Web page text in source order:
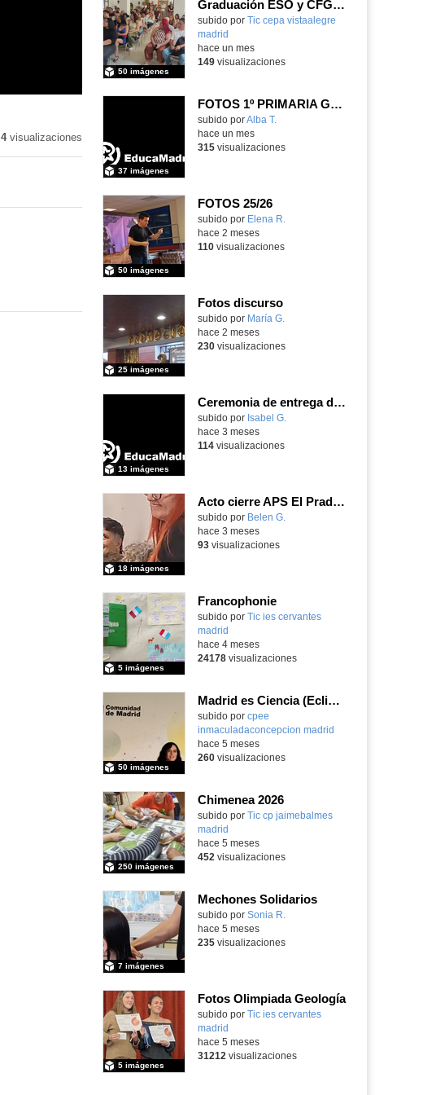
4visualizaciones
Graduación ESO y CFGB 2026
subido por Tic cepa vistaalegre
madrid
50 imágenes
hace un mes
149visualizaciones
FOTOS 1º PRIMARIA GONZALO DE BERCEO
subido porAlba T.
37 imágenes
hace un mes
315visualizaciones
FOTOS 25/26
Contenido educativo.
subido por Elena R.
50 imágenes
hace 2 meses
110visualizaciones
Fotos discurso
Contenido educativo.
subido por María G.
25 imágenes
hace 2 meses
230visualizaciones
Ceremonia de entrega de premios Quizstory 2026
subido por Isabel G.
13 imágenes
hace 3 meses
114visualizaciones
Acto cierre APS El Prado Companion - Galería de imágenes
subido por Belen G.
18 imágenes
hace 3 meses
93visualizaciones
Francophonie
subido por Tic ies cervantes
madrid
5 imágenes
hace 4 meses
24178visualizaciones
Madrid es Ciencia (Eclipse) - Parte 1
subido por cpee
inmaculadaconcepcion madrid
50 imágenes
hace 5 meses
260visualizaciones
Chimenea 2026
subido por Tic cp jaimebalmes
madrid
250 imágenes
hace 5 meses
452 visualizaciones
Mechones Solidarios
subido por Sonia R.
7 imágenes
hace 5 meses
235visualizaciones
Fotos Olimpiada Geología
Contenido educativo.
subido por Tic ies cervantes
madrid
5 imágenes
hace 5 meses
31212 visualizaciones